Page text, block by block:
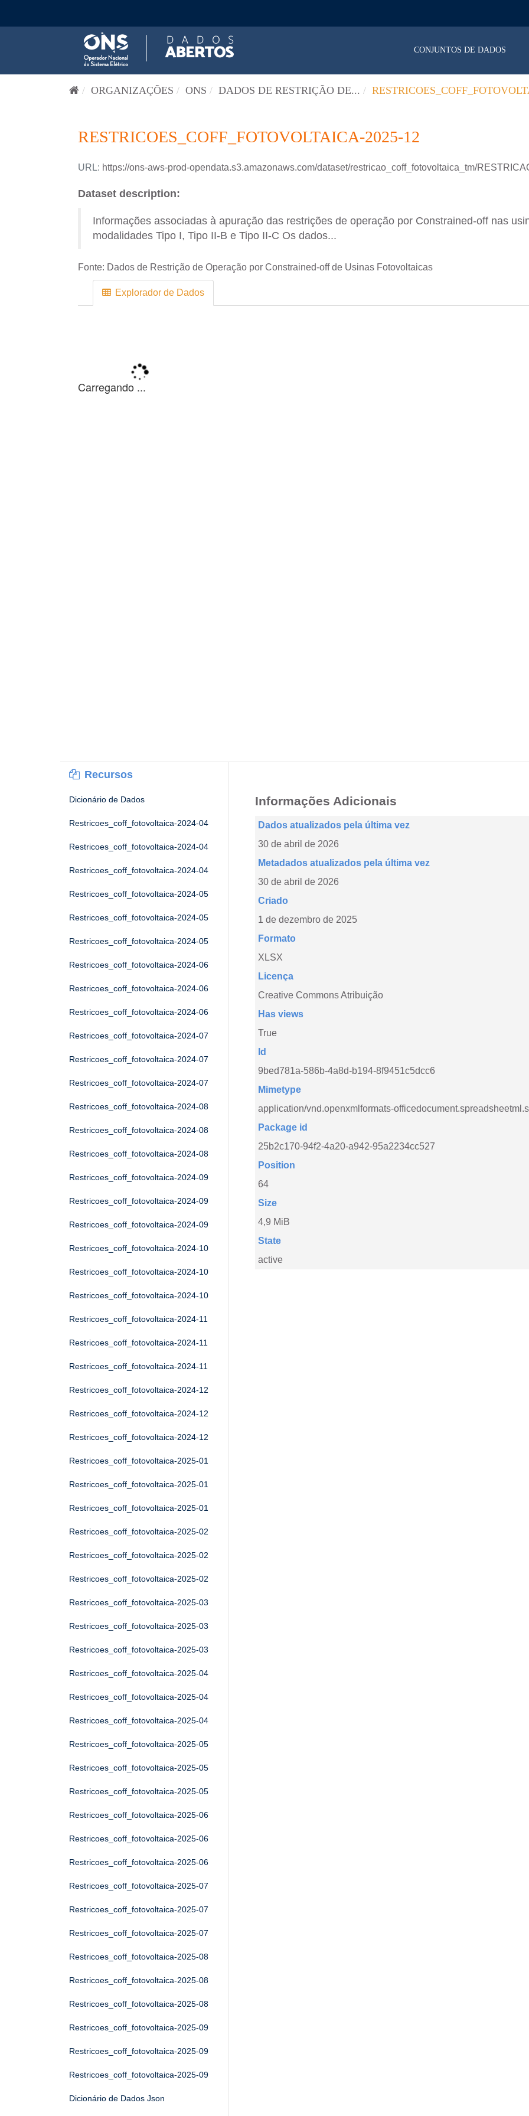
CONJUNTOS DE DADOS
ORGANIZAÇÕES ONS DADOS DE RESTRIÇÃO DE...
RESTRICOES_COFF_FOTOVOLTAICA-2025-12
URL: https://ons-aws-prod-opendata.s3.amazonaws.com/dataset/restricao_coff_fotovoltaica_tm/
Dataset description:
Informações associadas à apuração das restrições de operação por Constrained-off nas
modalidades Tipo I, Tipo II-B e Tipo II-C Os dados...
Fonte: Dados de Restrição de Operação por Constrained-off de Usinas Fotovoltaicas
Explorador de Dados
Recursos
Dicionário de Dados
Restricoes_coff_fotovoltaica-2024-04
Restricoes_coff_fotovoltaica-2024-04
Restricoes_coff_fotovoltaica-2024-04
Restricoes_coff_fotovoltaica-2024-05
Restricoes_coff_fotovoltaica-2024-05
Restricoes_coff_fotovoltaica-2024-05
Restricoes_coff_fotovoltaica-2024-06
Restricoes_coff_fotovoltaica-2024-06
Restricoes_coff_fotovoltaica-2024-06
Restricoes_coff_fotovoltaica-2024-07
Restricoes_coff_fotovoltaica-2024-07
Restricoes_coff_fotovoltaica-2024-07
Restricoes_coff_fotovoltaica-2024-08
Restricoes_coff_fotovoltaica-2024-08
Restricoes_coff_fotovoltaica-2024-08
Restricoes_coff_fotovoltaica-2024-09
Restricoes_coff_fotovoltaica-2024-09
Restricoes_coff_fotovoltaica-2024-09
Restricoes_coff_fotovoltaica-2024-10
Restricoes_coff_fotovoltaica-2024-10
Restricoes_coff_fotovoltaica-2024-10
Restricoes_coff_fotovoltaica-2024-11
Restricoes_coff_fotovoltaica-2024-11
Restricoes_coff_fotovoltaica-2024-11
Restricoes_coff_fotovoltaica-2024-12
Restricoes_coff_fotovoltaica-2024-12
Restricoes_coff_fotovoltaica-2024-12
Restricoes_coff_fotovoltaica-2025-01
Restricoes_coff_fotovoltaica-2025-01
Restricoes_coff_fotovoltaica-2025-01
Restricoes_coff_fotovoltaica-2025-02
Restricoes_coff_fotovoltaica-2025-02
Restricoes_coff_fotovoltaica-2025-02
Restricoes_coff_fotovoltaica-2025-03
Restricoes_coff_fotovoltaica-2025-03
Restricoes_coff_fotovoltaica-2025-03
Restricoes_coff_fotovoltaica-2025-04
Restricoes_coff_fotovoltaica-2025-04
Restricoes_coff_fotovoltaica-2025-04
Restricoes_coff_fotovoltaica-2025-05
Restricoes_coff_fotovoltaica-2025-05
Restricoes_coff_fotovoltaica-2025-05
Restricoes_coff_fotovoltaica-2025-06
Restricoes_coff_fotovoltaica-2025-06
Restricoes_coff_fotovoltaica-2025-06
Restricoes_coff_fotovoltaica-2025-07
Restricoes_coff_fotovoltaica-2025-07
Restricoes_coff_fotovoltaica-2025-07
Restricoes_coff_fotovoltaica-2025-08
Restricoes_coff_fotovoltaica-2025-08
Restricoes_coff_fotovoltaica-2025-08
Restricoes_coff_fotovoltaica-2025-09
Restricoes_coff_fotovoltaica-2025-09
Restricoes_coff_fotovoltaica-2025-09
Dicionário de Dados Json
Informações Adicionais
Dados atualizados pela última vez
30 de abril de 2026
Metadados atualizados pela última vez
30 de abril de 2026
Criado
1 de dezembro de 2025
Formato
XLSX
Licença
Creative Commons Atribuição
Has views
True
Id
9bed781a-586b-4a8d-b194-8f9451c5dcc6
Mimetype
application/vnd.openxmlformats-
Package id
25b2c170-94f2-4a20-a942-95a2234cc527
Position
64
Size
4,9 MiB
State
active